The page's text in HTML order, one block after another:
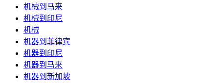
机械到马来
机械到印尼
机械
机器到菲律宾
机器到印尼
机器到马来
机器到新加坡